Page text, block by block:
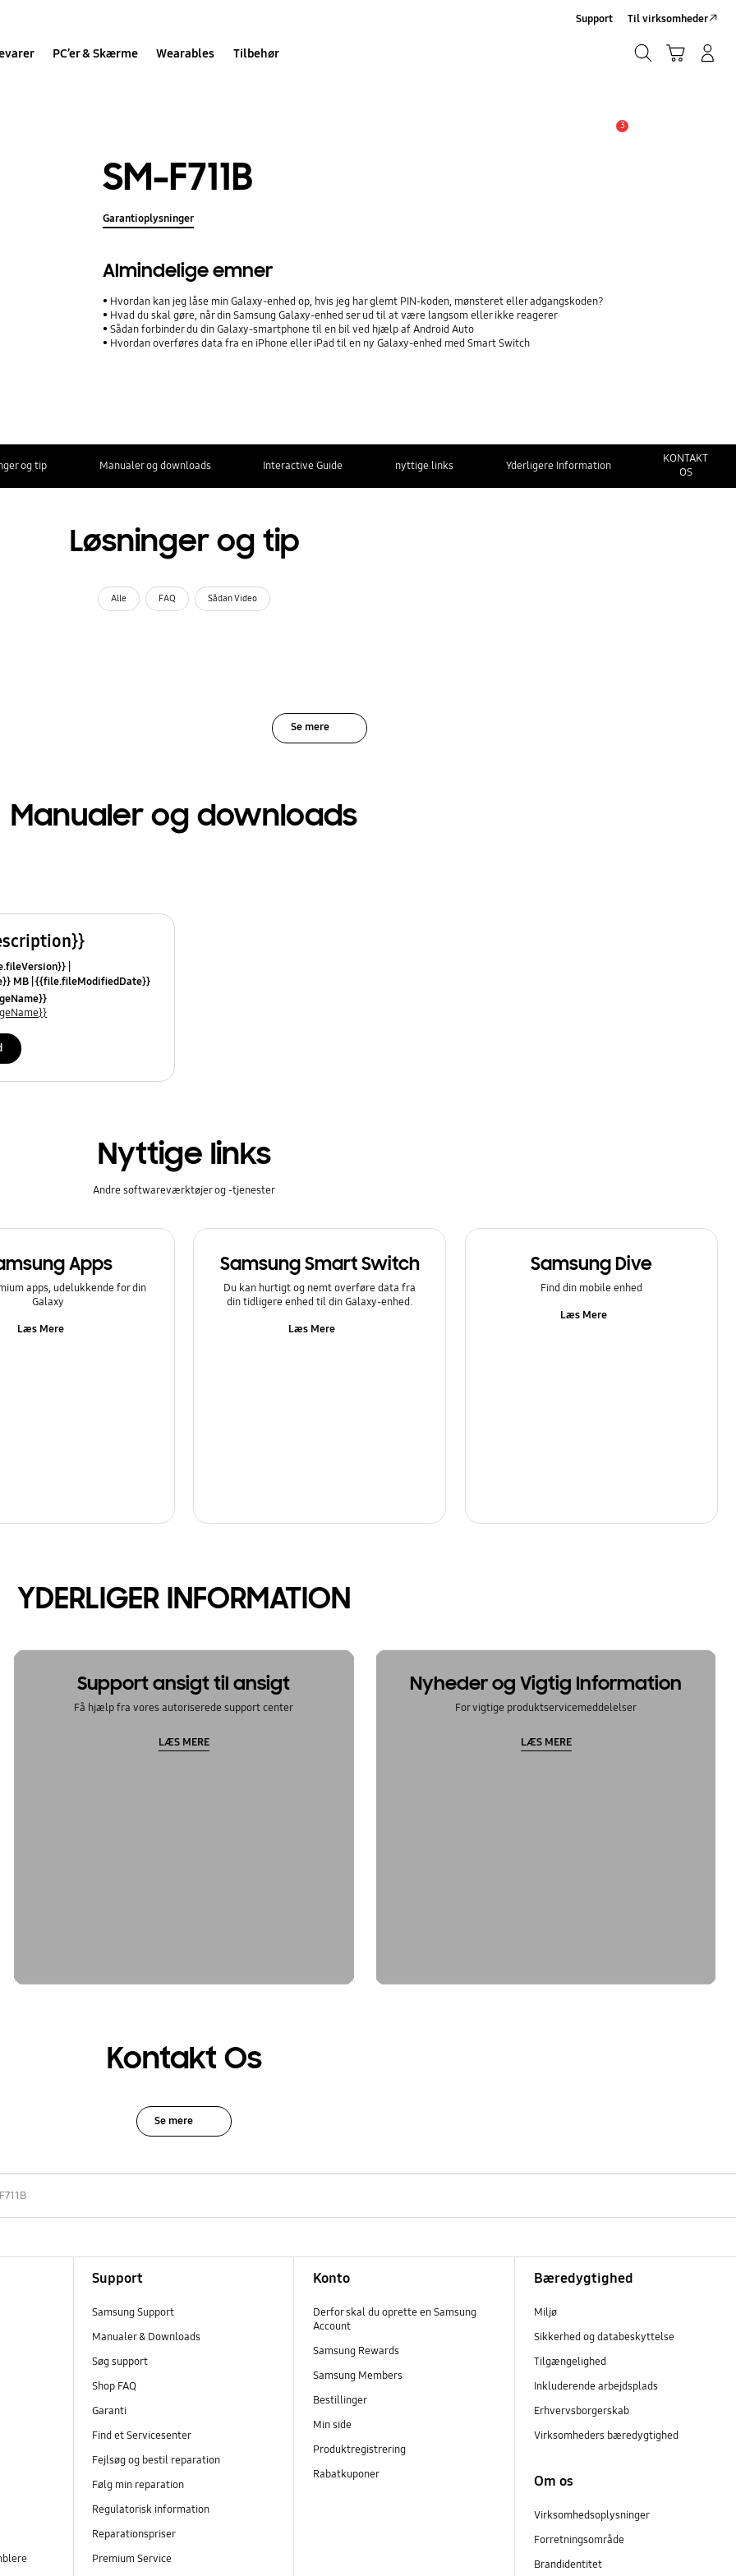
PC’er & Skærme Wearables Tilbehør
Support Til virksomheder
3
SM-F711B
Garantioplysninger
Almindelige emner
Hvordan kan jeg låse min Galaxy-enhed op, hvis jeg har glemt PIN-koden, mønsteret eller adgangskoden?
Hvad du skal gøre, når din Samsung Galaxy-enhed ser ud til at være langsom eller ikke reagerer
Sådan forbinder du din Galaxy-smartphone til en bil ved hjælp af Android Auto
Hvordan overføres data fra en iPhone eller iPad til en ny Galaxy-enhed med Smart Switch
og tip Manualer og downloads Interactive Guide nyttige links Yderligere Information
KONTAKT
OS
Løsninger og tip
Alle FAQ Sådan Video
Se mere
Manualer og downloads
MB {{file.fileModifiedDate}}
Nyttige links
Andre softwareværktøjer og -tjenester
Apps
apps, udelukkende for din
Galaxy
Læs Mere
Samsung Smart Switch
Du kan hurtigt og nemt overføre data fra
din tidligere enhed til din Galaxy-enhed.
Læs Mere
Samsung Dive
Find din mobile enhed
Læs Mere
YDERLIGER INFORMATION
Support ansigt til ansigt
Få hjælp fra vores autoriserede support center
LÆS MERE
Nyheder og Vigtig Information
For vigtige produktservicemeddelelser
LÆS MERE
Kontakt Os
Se mere
Support
Samsung Support
Manualer & Downloads
Søg support
Shop FAQ
Garanti
Find et Servicesenter
Fejlsøg og bestil reparation
Følg min reparation
Regulatorisk information
Reparationspriser
Premium Service
Konto
Derfor skal du oprette en Samsung
Account
Samsung Rewards
Samsung Members
Bestillinger
Min side
Produktregistrering
Rabatkuponer
Bæredygtighed
Miljø
Sikkerhed og databeskyttelse
Tilgængelighed
Inkluderende arbejdsplads
Erhvervsborgerskab
Virksomheders bæredygtighed
Om os
Virksomhedsoplysninger
Forretningsområde
Brandidentitet